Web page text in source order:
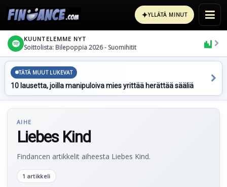
✦YLLÄTÄ MINUT
KUUNTELEMME NYT
Soittolista: Bilepoppia 2026 - Suomihitit
TÄTÄ MUUT LUKEVAT
10 lausetta, joilla manipuloiva mies yrittää herättää sääliä
AIHE
Liebes Kind
Findancen artikkelit aiheesta Liebes Kind.
1 artikkeli